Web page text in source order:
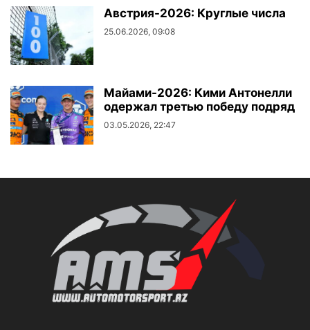
Австрия-2026: Круглые числа
25.06.2026, 09:08
Майами-2026: Кими Антонелли
одержал третью победу подряд
03.05.2026, 22:47